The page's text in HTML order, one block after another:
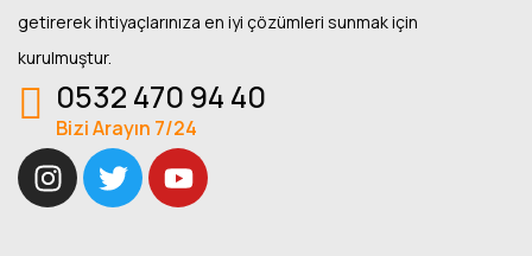
getirerek ihtiyaçlarınıza en iyi çözümleri sunmak için
kurulmuştur.
0532 470 94 40
Bizi Arayın 7/24